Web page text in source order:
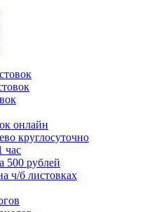
онлайн
круглосуточно
час
500 рублей
ч/б листовках